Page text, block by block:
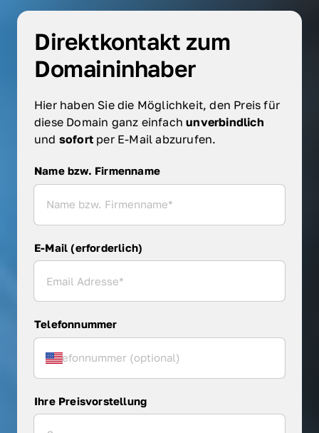
Direktkontakt zum
Domaininhaber
Hier haben Sie die Möglichkeit, den Preis für
diese Domain ganz einfach
und sofort per E-Mail abzurufen.
Name bzw. Firmenname
Name bzw. Firmenname
E-Mail (erforderlich)
Telefonnummer
Ihre Preisvorstellung